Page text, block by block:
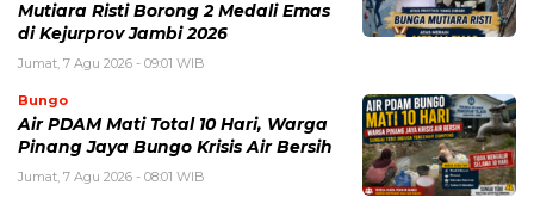
Mutiara Risti Borong 2 Medali Emas
di Kejurprov Jambi 2026
Jumat, 7 Agu 2026 - 09:01 WIB
Bungo
Air PDAM Mati Total 10 Hari, Warga
Pinang Jaya Bungo Krisis Air Bersih
Jumat, 7 Agu 2026 - 08:01 WIB